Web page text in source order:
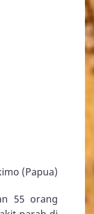
(Papua)
55 orang